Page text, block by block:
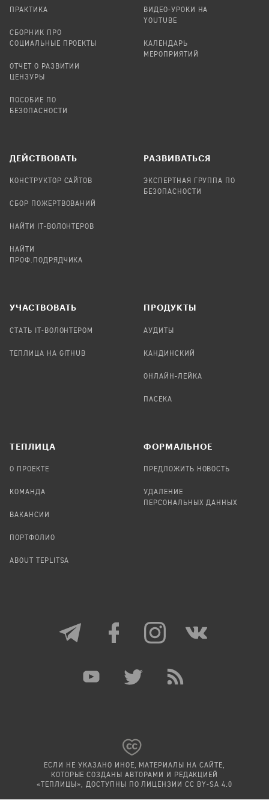
ПРАКТИКА
СБОРНИК ПРО
СОЦИАЛЬНЫЕ ПРОЕКТЫ
ОТЧЕТ О РАЗВИТИИ
ЦЕНЗУРЫ
ПОСОБИЕ ПО
БЕЗОПАСНОСТИ
ВИДЕО-УРОКИ НА
YOUTUBE
КАЛЕНДАРЬ
МЕРОПРИЯТИЙ
ДЕЙСТВОВАТЬ
КОНСТРУКТОР САЙТОВ
СБОР ПОЖЕРТВОВАНИЙ
НАЙТИ IT-ВОЛОНТЕРОВ
НАЙТИ
ПРОФ.ПОДРЯДЧИКА
РАЗВИВАТЬСЯ
ЭКСПЕРТНАЯ ГРУППА ПО
БЕЗОПАСНОСТИ
УЧАСТВОВАТЬ
СТАТЬ IT-ВОЛОНТЕРОМ
ТЕПЛИЦА НА GITHUB
ПРОДУКТЫ
АУДИТЫ
КАНДИНСКИЙ
ОНЛАЙН-ЛЕЙКА
ПАСЕКА
TЕПЛИЦА
О ПРОЕКТЕ
КОМАНДА
ВАКАНСИИ
ПОРТФОЛИО
ABOUT TEPLITSA
ФОРМАЛЬНОЕ
ПРЕДЛОЖИТЬ НОВОСТЬ
УДАЛЕНИЕ
ПЕРСОНАЛЬНЫХ ДАННЫХ
ЕСЛИ НЕ УКАЗАНО ИНОЕ, МАТЕРИАЛЫ НА САЙТЕ,
КОТОРЫЕ СОЗДАНЫ АВТОРАМИ И РЕДАКЦИЕЙ
«ТЕПЛИЦЫ», ДОСТУПНЫ ПО ЛИЦЕНЗИИCC BY-SA 4.0